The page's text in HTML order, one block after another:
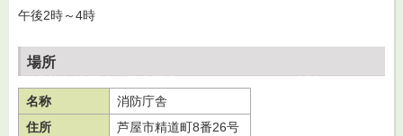
午後2時～4時
場所
名称
消防庁舎
住所
芦屋市精道町8番26号